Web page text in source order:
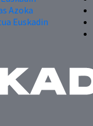
Azoka
Euskadin